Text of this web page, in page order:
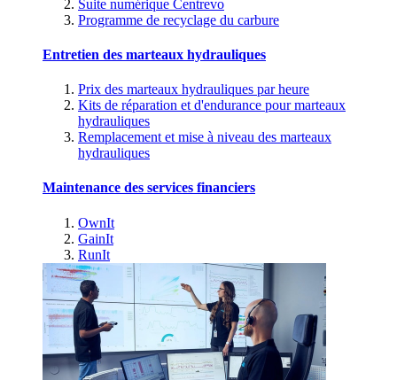
Suite numérique Centrevo
Programme de recyclage du carbure
Entretien des marteaux hydrauliques
Prix des marteaux hydrauliques par heure
Kits de réparation et d'endurance pour marteaux
hydrauliques
Remplacement et mise à niveau des marteaux
hydrauliques
Maintenance des services financiers
OwnIt
GainIt
RunIt